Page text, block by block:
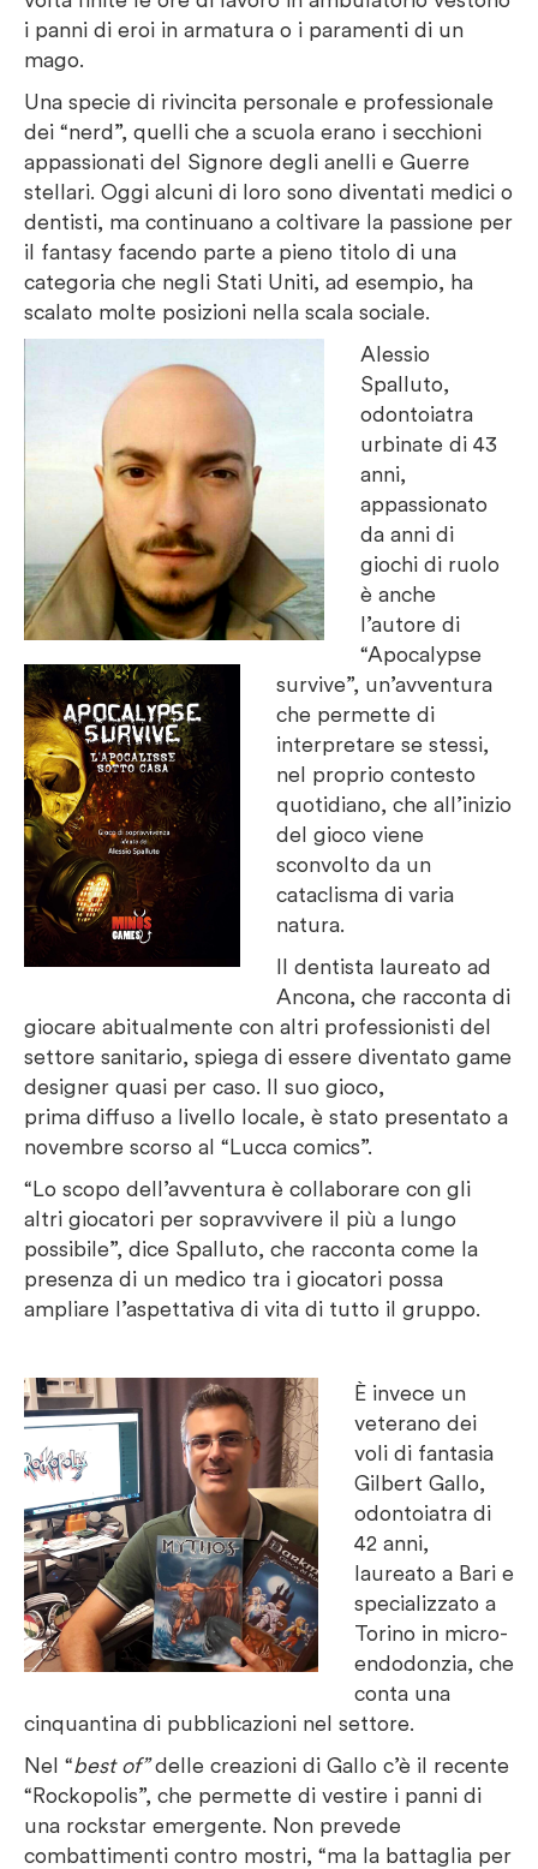
i panni di eroi in armatura o i paramenti di un
mago.
Una specie di rivincita personale e professionale
dei “nerd”, quelli che a scuola erano i secchioni
appassionati del Signore degli anelli e Guerre
stellari. Oggi alcuni di loro sono diventati medici o
dentisti, ma continuano a coltivare la passione per
il fantasy facendo parte a pieno titolo di una
categoria che negli Stati Uniti, ad esempio, ha
scalato molte posizioni nella scala sociale.
Alessio
Spalluto,
odontoiatra
urbinate di 43
anni,
appassionato
da anni di
giochi di ruolo
è anche
l’autore di
“Apocalypse
survive”, un’avventura
che permette di
interpretare se stessi,
nel proprio contesto
quotidiano, che all’inizio
del gioco viene
sconvolto da un
cataclisma di varia
natura.
Il dentista laureato ad
Ancona, che racconta di
giocare abitualmente con altri professionisti del
settore sanitario, spiega di essere diventato game
designer quasi per caso. Il suo gioco,
prima diffuso a livello locale, è stato presentato a
novembre scorso al “Lucca comics”.
“Lo scopo dell’avventura è collaborare con gli
altri giocatori per sopravvivere il più a lungo
possibile”, dice Spalluto, che racconta come la
presenza di un medico tra i giocatori possa
ampliare l’aspettativa di vita di tutto il gruppo.
È invece un
veterano dei
voli di fantasia
Gilbert Gallo,
odontoiatra di
42 anni,
laureato a Bari e
specializzato a
Torino in micro-
endodonzia, che
conta una
cinquantina di pubblicazioni nel settore.
Nel “best of”delle creazioni di Gallo c’è il recente
“Rockopolis”, che permette di vestire i panni di
una rockstar emergente. Non prevede
combattimenti contro mostri, “ma la battaglia per